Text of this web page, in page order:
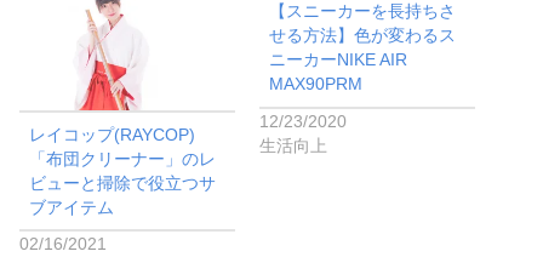
レイコップ(RAYCOP)
「布団クリーナー」のレ
ビューと掃除で役立つサ
ブアイテム
02/16/2021
【スニーカーを長持ちさ
せる方法】色が変わるス
ニーカーNIKE AIR
MAX90PRM
12/23/2020
生活向上